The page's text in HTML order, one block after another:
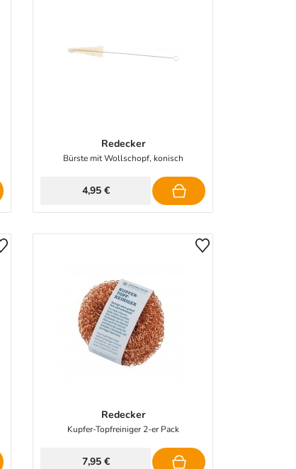
Redecker
Bürste mit Wollschopf, konisch
4,95 €
Redecker
Kupfer-Topfreiniger 2-er Pack
7,95 €